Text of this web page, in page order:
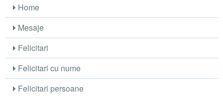
Home
Mesaje
Felicitari
Felicitari cu nume
Felicitari persoane